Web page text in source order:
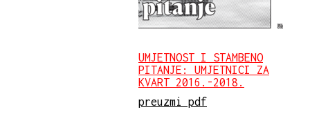
UMJETNOST I STAMBENO
PITANJE: UMJETNICI ZA
KVART 2016.-2018.
preuzmi pdf